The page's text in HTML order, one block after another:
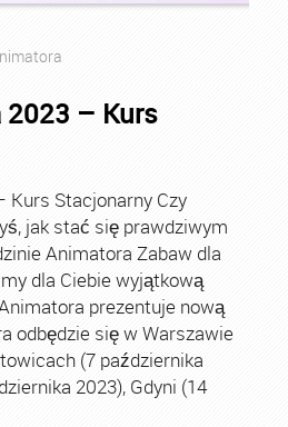
2023 – Kurs
Kurs Stacjonarny Czy
jak stać się prawdziwym
Animatora Zabaw dla
dla Ciebie wyjątkową
prezentuje nową
odbędzie się w Warszawie
(7 października
2023), Gdyni (14